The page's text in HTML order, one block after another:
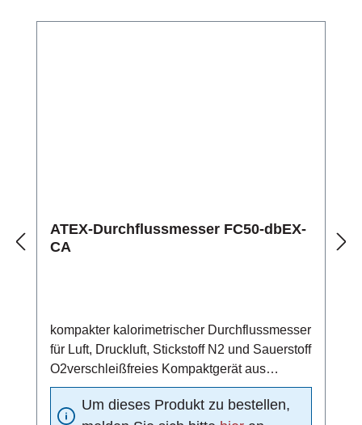
ATEX-Durchflussmesser FC50-dbEX-
CA
kompakter kalorimetrischer Durchflussmesser
für Luft, Druckluft, Stickstoff N2 und Sauerstoff
O2verschleißfreies Kompaktgerät aus
Edelstahl 1.4571
(Standardmaterial)einsetzbar in ATEX-Zone
Um dieses Produkt zu bestellen,